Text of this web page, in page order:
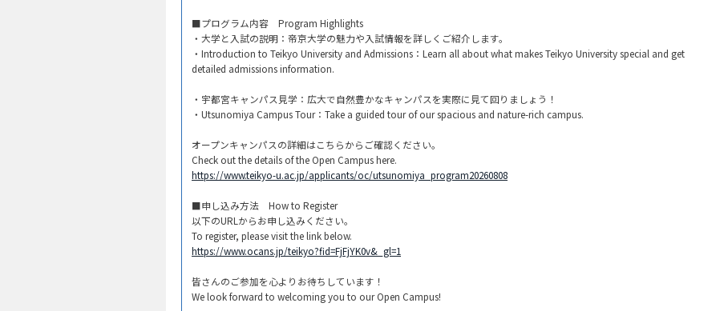
■プログラム内容 Program Highlights​
・大学と入試の説明：帝京大学の魅力や入試情報を詳しくご紹介します。​
・Introduction to Teikyo University and Admissions：Learn all about what makes Teikyo University special and get
detailed admissions information.​
・宇都宮キャンパス見学：広大で自然豊かなキャンパスを実際に見て回りましょう！​
・Utsunomiya Campus Tour：Take a guided tour of our spacious and nature-rich campus.​
オープンキャンパスの詳細はこちらからご確認ください。​
Check out the details of the Open Campus here.​
https://www.teikyo-u.ac.jp/applicants/oc/utsunomiya_program20260808
​■申し込み方法 How to Register​
以下のURLからお申し込みください。
To register, please visit the link below.
https://www.ocans.jp/teikyo?fid=FjFjYK0v&_gl=1
皆さんのご参加を心よりお待ちしています！​
We look forward to welcoming you to our Open Campus!​